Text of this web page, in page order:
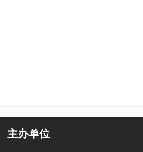
主办单位